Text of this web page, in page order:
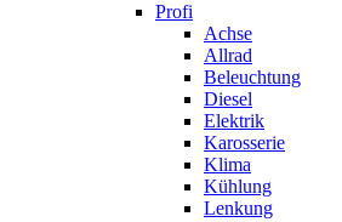
Profi
Achse
Allrad
Beleuchtung
Diesel
Elektrik
Karosserie
Klima
Kühlung
Lenkung